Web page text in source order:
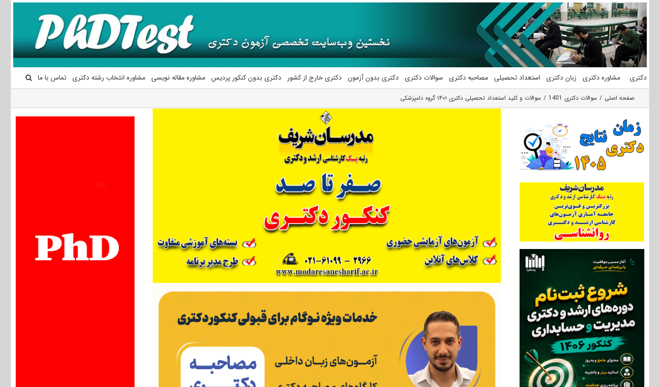
محتوا
دکتری مشاوره دکتری زبان دکتری استعداد تحصیلی مصاحبه دکتری سوالات دکتری دکتری بدون آزمون دکتری خارج از کشور دکتری بدون کنکور پردیس مشاوره مقاله نویسی مشاوره انتخاب رشته دکتری تماس با ما
صفحه اصلی سوالات دکتری 1401 سوالات و کلید استعداد تحصیلی دکتری ۱۴۰۱ گروه دامپزشکی